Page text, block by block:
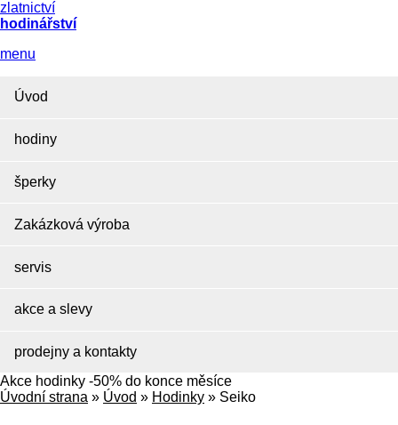
zlatnictví
hodinářství
menu
Úvod
hodiny
šperky
Zakázková výroba
servis
akce a slevy
prodejny a kontakty
Akce hodinky -50% do konce měsíce
Úvodní strana » Úvod » Hodinky » Seiko